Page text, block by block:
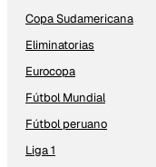
Copa Sudamericana
Eliminatorias
Eurocopa
Fútbol Mundial
Fútbol peruano
Liga 1